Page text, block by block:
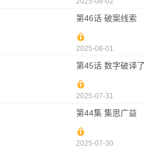
第46话 破案线索
2025-08-01
第45话 数字破译了
2025-07-31
第44集 集思广益
2025-07-30